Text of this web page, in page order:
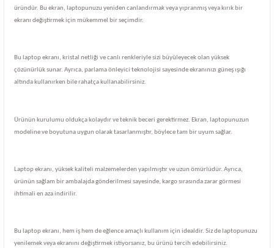
üründür. Bu ekran, laptopunuzu yeniden canlandırmak veya yıpranmış veya kırık bir
ekranı değiştirmek için mükemmel bir seçimdir.
Bu laptop ekranı, kristal netliği ve canlı renkleriyle sizi büyüleyecek olan yüksek
çözünürlük sunar. Ayrıca, parlama önleyici teknolojisi sayesinde ekranınızı güneş ışığı
altında kullanırken bile rahatça kullanabilirsiniz.
Ürünün kurulumu oldukça kolaydır ve teknik beceri gerektirmez. Ekran, laptopunuzun
modeline ve boyutuna uygun olarak tasarlanmıştır, böylece tam bir uyum sağlar.
Laptop ekranı, yüksek kaliteli malzemelerden yapılmıştır ve uzun ömürlüdür. Ayrıca,
ürünün sağlam bir ambalajda gönderilmesi sayesinde, kargo sırasında zarar görmesi
ihtimali en aza indirilir.
Bu laptop ekranı, hem iş hem de eğlence amaçlı kullanım için idealdir. Siz de laptopunuzu
yenilemek veya ekranını değiştirmek istiyorsanız, bu ürünü tercih edebilirsiniz.